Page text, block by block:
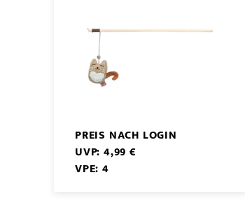
PREIS NACH LOGIN
UVP: 4,99 €
VPE: 4